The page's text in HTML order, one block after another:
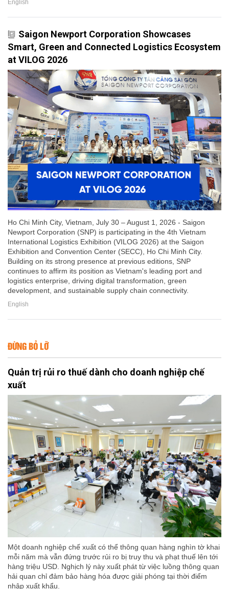
English
Saigon Newport Corporation Showcases
Smart, Green and Connected Logistics Ecosystem
at VILOG 2026
Ho Chi Minh City, Vietnam, July 30 – August 1, 2026 - Saigon
Newport Corporation (SNP) is participating in the 4th Vietnam
International Logistics Exhibition (VILOG 2026) at the Saigon
Exhibition and Convention Center (SECC), Ho Chi Minh City.
Building on its strong presence at previous editions, SNP
continues to affirm its position as Vietnam's leading port and
logistics enterprise, driving digital transformation, green
development, and sustainable supply chain connectivity.
English
ĐỪNG BỎ LỠ
Quản trị rủi ro thuế dành cho doanh nghiệp chế
xuất
Một doanh nghiệp chế xuất có thể thông quan hàng nghìn tờ khai
mỗi năm mà vẫn đứng trước rủi ro bị truy thu và phạt thuế lên tới
hàng triệu USD. Nghịch lý này xuất phát từ việc luồng thông quan
hải quan chỉ đảm bảo hàng hóa được giải phóng tại thời điểm
nhập xuất khẩu.